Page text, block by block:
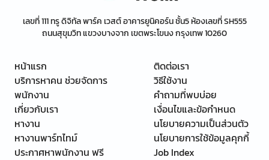
เลขที่ 111 ทรู ดิจิทัล พาร์ค เวสต์ อาคารยูนิคอร์น ชั้น5 ห้องเลขที่ SH555
ถนนสุขุมวิท แขวงบางจาก เขตพระโขนง กรุงเทพ 10260
หน้าแรก
บริการหาคน ช่วยจัดการ
พนักงาน
เกี่ยวกับเรา
หางาน
หางานพาร์ทไทม์
ประกาศหาพนักงาน ฟรี
ติดต่อเรา
วิธีใช้งาน
คำถามที่พบบ่อย
เงื่อนไขและข้อกำหนด
นโยบายความเป็นส่วนตัว
นโยบายการใช้ข้อมูลคุกกี้
Job Index